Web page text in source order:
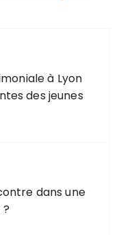
à Lyon
des jeunes
dans une